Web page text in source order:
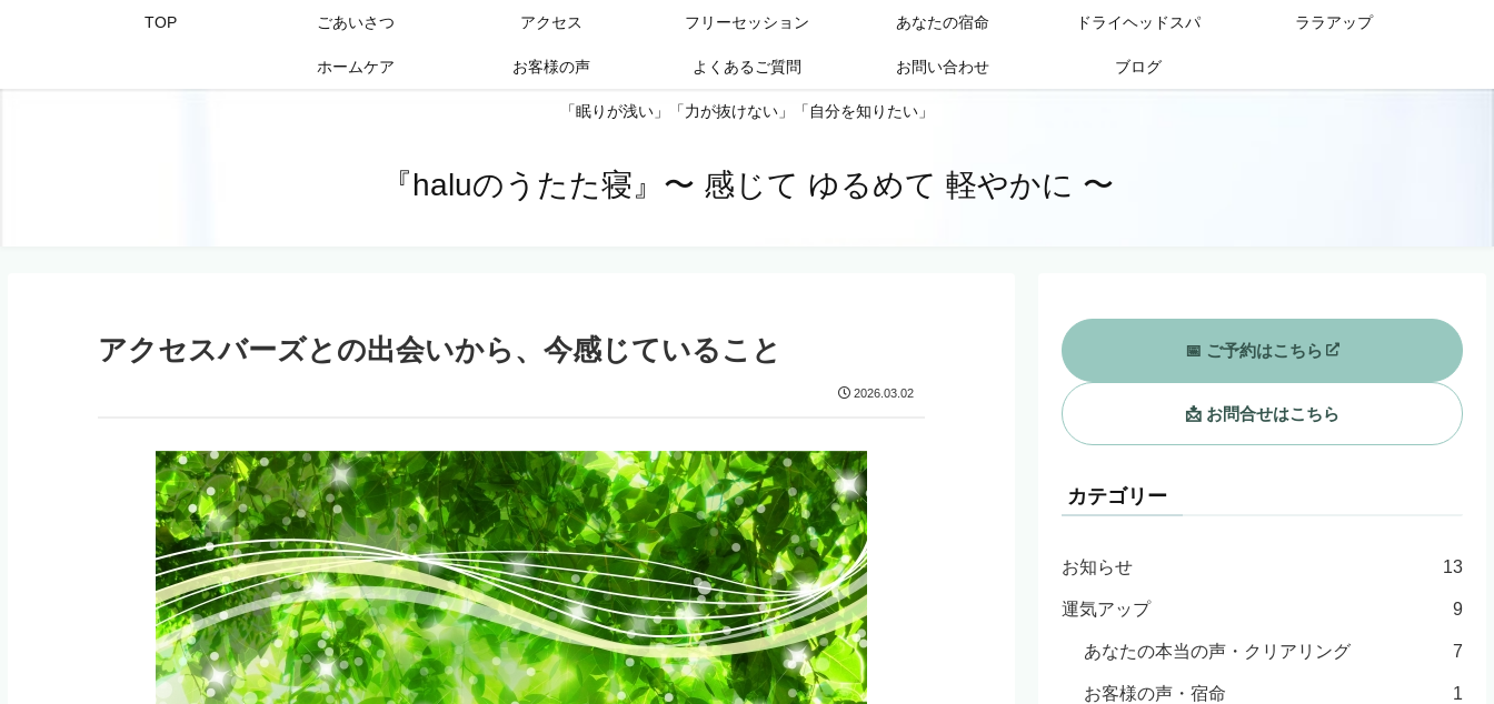
「眠りが浅い」「力が抜けない」「自分を知りたい」
『haluのうたた寝』〜 感じて ゆるめて 軽やかに 〜
TOP ごあいさつ アクセス フリーセッション あなたの宿命 ドライヘッドスパ ララアップ
ホームケア お客様の声 よくあるご質問 お問い合わせ ブログ
アクセスバーズとの出会いから、今感じていること
2026.03.02
📅 ご予約はこちら
📩 お問合せはこちら
カテゴリー
お知らせ 13
運気アップ 9
あなたの本当の声・クリアリング 7
お客様の声・宿命 1